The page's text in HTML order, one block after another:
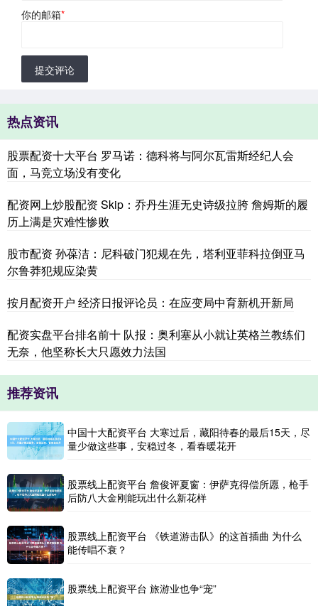
你的邮箱*
提交评论
热点资讯
股票配资十大平台 罗马诺：德科将与阿尔瓦雷斯经纪人会
面，马竞立场没有变化
配资网上炒股配资 Skip：乔丹生涯无史诗级拉胯 詹姆斯的履
历上满是灾难性惨败
股市配资 孙葆洁：尼科破门犯规在先，塔利亚菲科拉倒亚马
尔鲁莽犯规应染黄
按月配资开户 经济日报评论员：在应变局中育新机开新局
配资实盘平台排名前十 队报：奥利塞从小就让英格兰教练们
无奈，他坚称长大只愿效力法国
推荐资讯
中国十大配资平台 大寒过后，藏阳待春的最后15天，尽
量少做这些事，安稳过冬，看春暖花开
股票线上配资平台 詹俊评夏窗：伊萨克得偿所愿，枪手
后防八大金刚能玩出什么新花样
股票线上配资平台 《铁道游击队》的这首插曲 为什么
能传唱不衰？
股票线上配资平台 旅游业也争“宠”